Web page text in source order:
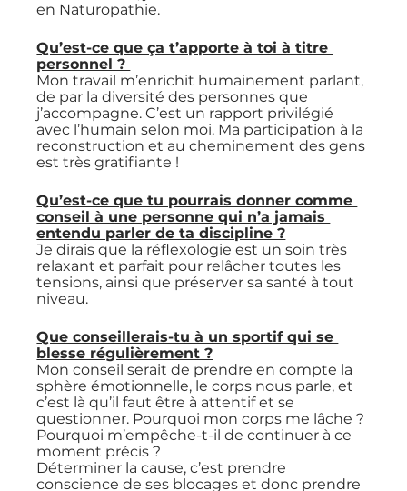
en Naturopathie.
Qu’est-ce que ça t’apporte à toi à titre
personnel ?
Mon travail m’enrichit humainement parlant,
de par la diversité des personnes que
j’accompagne. C’est un rapport privilégié
avec l’humain selon moi. Ma participation à la
reconstruction et au cheminement des gens
est très gratifiante !
Qu’est-ce que tu pourrais donner comme
conseil à une personne qui n’a jamais
entendu parler de ta discipline ?
Je dirais que la réflexologie est un soin très
relaxant et parfait pour relâcher toutes les
tensions, ainsi que préserver sa santé à tout
niveau.
Que conseillerais-tu à un sportif qui se
blesse régulièrement ?
Mon conseil serait de prendre en compte la
sphère émotionnelle, le corps nous parle, et
c’est là qu’il faut être à attentif et se
questionner. Pourquoi mon corps me lâche ?
Pourquoi m’empêche-t-il de continuer à ce
moment précis ?
Déterminer la cause, c’est prendre
conscience de ses blocages et donc prendre